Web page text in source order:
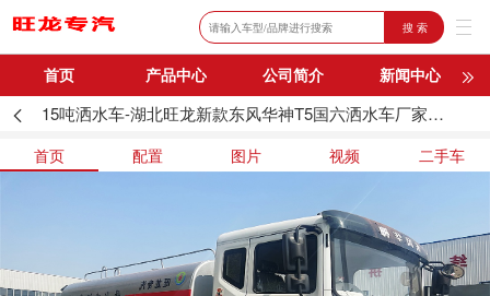
搜 索
首页 产品中心 公司简介
新闻中心
购车流程
联系我们 15吨洒水车-湖北旺龙新款东风华神T5国六洒水车厂家价格
首页 配置 图片 视频 二手车